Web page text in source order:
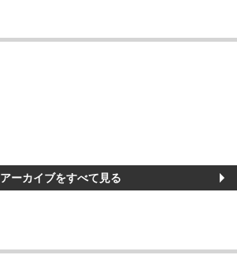
アーカイブをすべて見る